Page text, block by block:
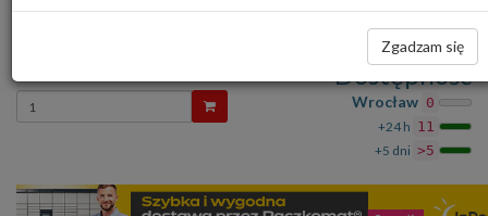
Zgadzam się
PROWADNICA 4M0807453A VAG
Wprowadź
ilość
Dostępność
Wrocław 0
+24 h 11
+5 dni >5